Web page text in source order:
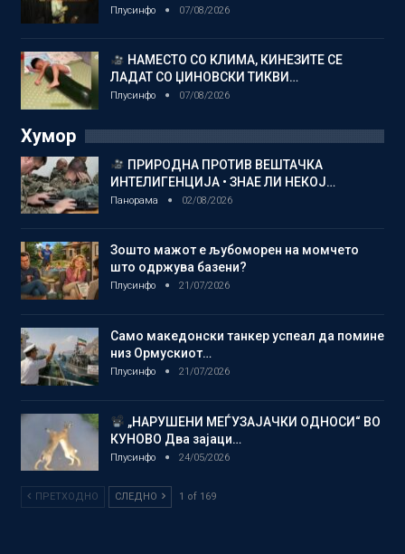
Плусинфо 07/08/2026
НАМЕСТО СО КЛИМА, КИНЕЗИТЕ СЕ
ЛАДАТ СО ЏИНОВСКИ ТИКВИ…
Плусинфо 07/08/2026
Хумор
ПРИРОДНА ПРОТИВ ВЕШТАЧКА
ИНТЕЛИГЕНЦИЈА • ЗНАЕ ЛИ НЕКОЈ…
Панорама 02/08/2026
Зошто мажот е љубоморен на момчето
што одржува базени?
Плусинфо 21/07/2026
Само македонски танкер успеал да помине
низ Ормускиот…
Плусинфо 21/07/2026
„НАРУШЕНИ МЕЃУЗАЈАЧКИ ОДНОСИ“ ВО
КУНОВО Два зајаци…
Плусинфо 24/05/2026
ПРЕТХОДНО СЛЕДНО 1 of 169